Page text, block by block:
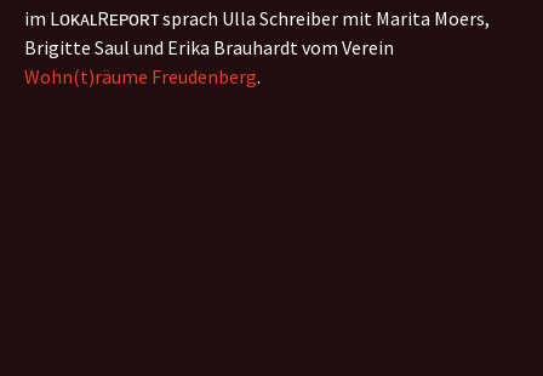
im LᴏᴋᴀʟRᴇᴘᴏʀᴛ sprach Ulla Schreiber mit Marita Moers,
Brigitte Saul und Erika Brauhardt vom Verein
Wohn(t)räume Freudenberg.